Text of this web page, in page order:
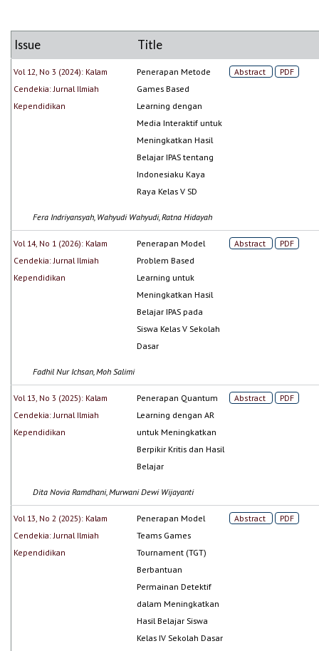
Issue Title
Vol 12, No 3 (2024): Kalam
Cendekia: Jurnal Ilmiah
Kependidikan
Penerapan Metode
Games Based
Learning dengan
Media Interaktif untuk
Meningkatkan Hasil
Belajar IPAS tentang
Indonesiaku Kaya
Raya Kelas V SD
Abstract PDF
Fera Indriyansyah, Wahyudi Wahyudi, Ratna Hidayah
Vol 14, No 1 (2026): Kalam
Cendekia: Jurnal Ilmiah
Kependidikan
Penerapan Model
Problem Based
Learning untuk
Meningkatkan Hasil
Belajar IPAS pada
Siswa Kelas V Sekolah
Dasar
Abstract PDF
Fadhil Nur Ichsan, Moh Salimi
Vol 13, No 3 (2025): Kalam
Cendekia: Jurnal Ilmiah
Kependidikan
Penerapan Quantum
Learning dengan AR
untuk Meningkatkan
Berpikir Kritis dan Hasil
Belajar
Abstract PDF
Dita Novia Ramdhani, Murwani Dewi Wijayanti
Vol 13, No 2 (2025): Kalam
Cendekia: Jurnal Ilmiah
Kependidikan
Penerapan Model
Teams Games
Tournament (TGT)
Berbantuan
Permainan Detektif
dalam Meningkatkan
Hasil Belajar Siswa
Kelas IV Sekolah Dasar
Abstract PDF